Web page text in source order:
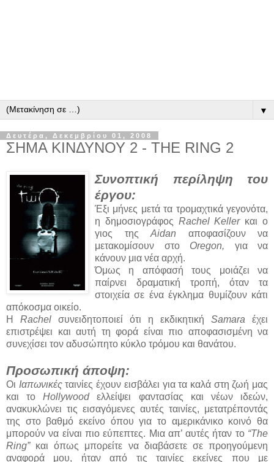
▼
Δευτέρα, Δεκεμβρίου 01, 2008
ΣΗΜΑ ΚΙΝΔΥΝΟΥ 2 - THE RING 2
Συνοπτική περίληψη του
έργου:
Έξι μήνες μετά τα τρομαχτικά γεγονότα,
η δημοσιογράφος Rachel Kellerκαι ο
γιος της Aidan αποφασίζουν να
μετακομίσουν στο Oregon, για να
κάνουν μια νέα αρχή.
Όμως η απόφασή τους μοιάζει να
παίρνει δραματική τροπή, όταν τα
στοιχεία σε ένα έγκλημα θυμίζουν κάτι
απόκοσμα οικείο.
Η
Rachel συνειδητοποιεί ότι η εκδικητική Samara έχει
επιστρέψει και αυτή τη φορά είναι πιο αποφασισμένη να
συνεχίσει τον αδυσώπητο κύκλο τρόμου και θανάτου.
Προσωπική άποψη:
Οι Ιαπωνικέςταινίες έχουν εισβάλει για τα καλά στη ζωή μας
και τοHollywoodελλείψει φαντασίας και νέων ιδεών,
ανακυκλώνει τις εισαγόμενες αυτές ταινίες, μετατρέποντάς
της στο βαθμό εκείνο όπου για το αμερικάνικο κοινό θα
μπορούν να είναι πιο εύπεπτες. Μια απ’ αυτές ήταν το“The
Ring”και όπως μπορείτε να διαβάσετε σε προηγούμενη
αναφορά μου, ήταν από τις ταινίες εκείνες που με